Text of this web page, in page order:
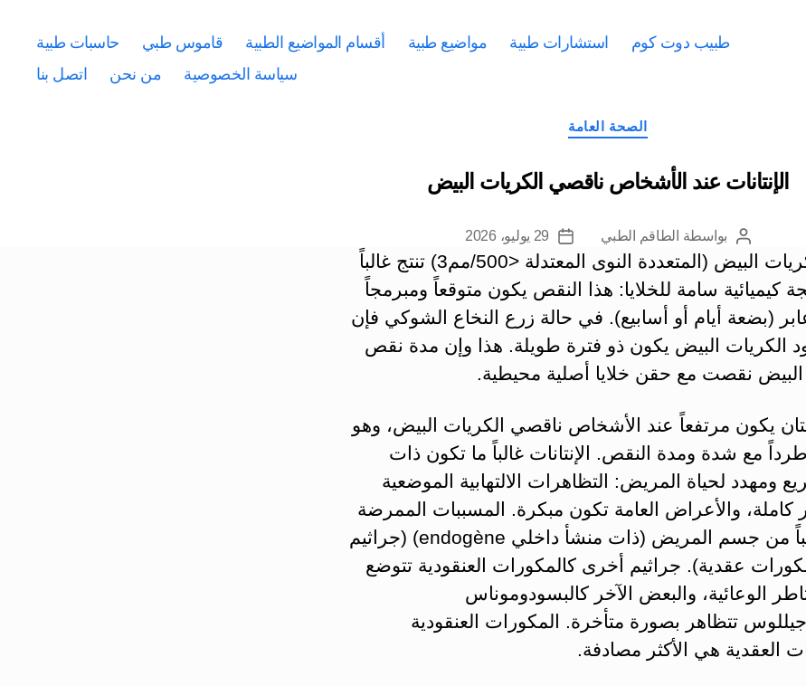
طبيب دوت كوم استشارات طبية مواضيع طبية أقسام المواضيع الطبية قاموس طبي
حاسبات طبية
سياسة الخصوصية
من نحن اتصل بنا
التصنيفات
الصحة العامة
الإنتانات عند الأشخاص ناقصي الكريات البيض
كاتب
المقالة
بواسطة الطاقم الطبي
تاريخ
المقالة
29 يوليو، 2026
نقص الكريات البيض (المتعددة النوى المعتدلة <500/مم3) تنتج غالباً
كيميائية سامة للخلايا: هذا النقص يكون متوقعاً ومبرمجاً
(بضعة أيام أو أسابيع). في حالة زرع النخاع الشوكي فإن
الكريات البيض يكون ذو فترة طويلة. هذا وإن مدة نقص
البيض نقصت مع حقن خلايا أصلية محيطية.
يكون مرتفعاً عند الأشخاص ناقصي الكريات البيض، وهو
مع شدة ومدة النقص. الإنتانات غالباً ما تكون ذات
ومهدد لحياة المريض: التظاهرات الالتهابية الموضعية
كاملة، والأعراض العامة تكون مبكرة. المسببات الممرضة
تتأتى غالباً من جسم المريض (ذات منشأ داخلي endogène) (جراثيم
عقدية). جراثيم أخرى كالمكورات العنقودية تتوضع
الوعائية، والبعض الآخر كالبسودوموناس
تتظاهر بصورة متأخرة. المكورات العنقودية
العقدية هي الأكثر مصادفة.